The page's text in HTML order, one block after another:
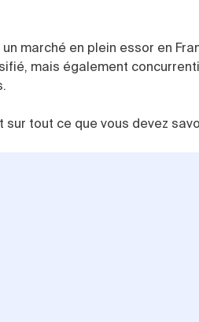
marché en plein essor en
mais également
tout ce que vous devez